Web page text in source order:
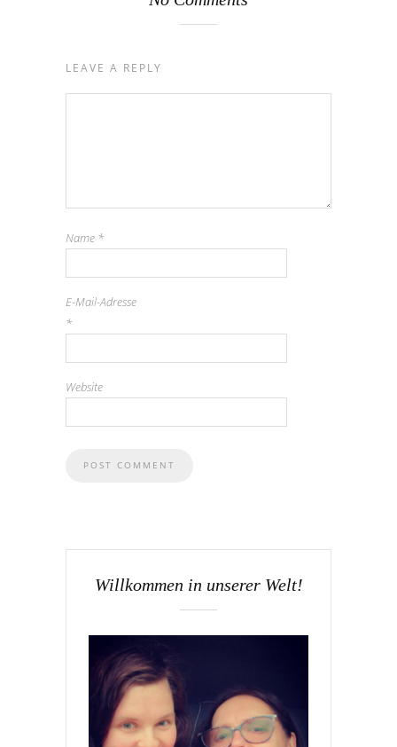
LEAVE A REPLY
Name *
E-Mail-Adresse
*
Website
Willkommen in unserer Welt!